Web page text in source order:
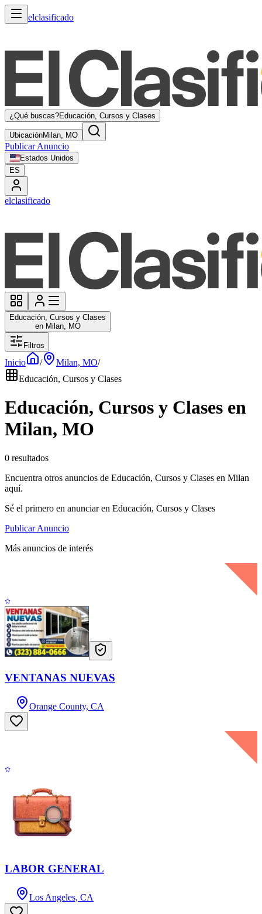
elclasificado
¿Qué buscas?Educación, Cursos y Clases
UbicaciónMilan, MO
Publicar Anuncio
Estados Unidos
ES
elclasificado
Educación, Cursos y Clases
en Milan, MO
Filtros
Inicio / Milan, MO/
Educación, Cursos y Clases
Educación, Cursos y Clases en
Milan, MO
0 resultados
Encuentra otros anuncios de Educación, Cursos y Clases en Milan
aquí.
Sé el primero en anunciar en Educación, Cursos y Clases
Publicar Anuncio
Más anuncios de interés
VENTANAS NUEVAS
Orange County, CA
LABOR GENERAL
Los Angeles, CA